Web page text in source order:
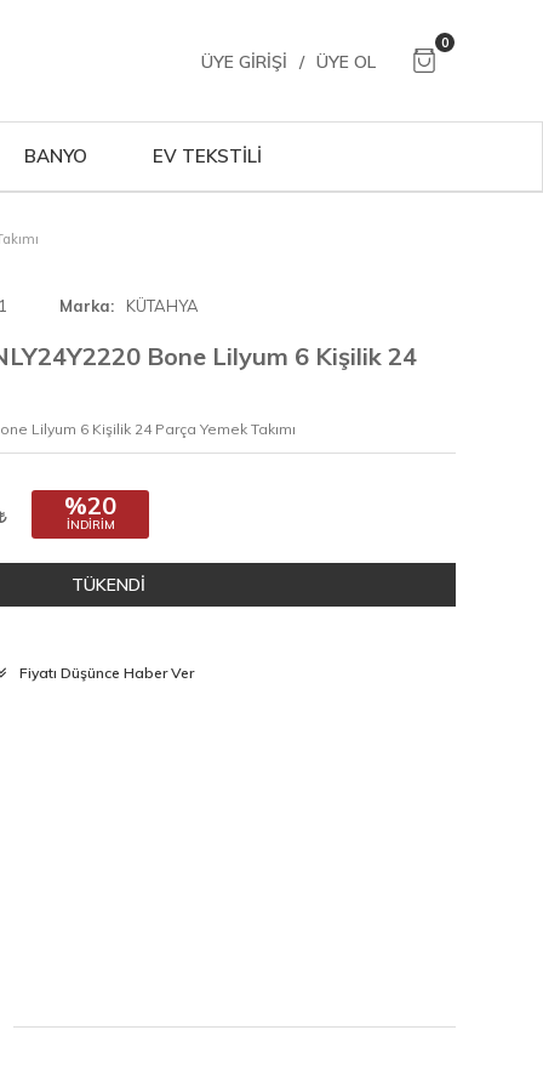
ÜYE GIRIŞI / ÜYE OL
0
BANYO EV TEKSTİLİ
Marka KÜTAHYA
Bone Lilyum 6 Kişilik 24
Lilyum 6 Kişilik 24 Parça Yemek Takımı
%20
İNDIRIM
TÜKENDİ
Fiyatı Düşünce Haber Ver